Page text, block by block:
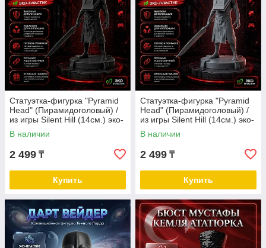
Статуэтка-фигурка "Pyramid
Head" (Пирамидоголовый) /
из игры Silent Hill (14см.) эко-
пластик
В наличии
2 499 ₸
Купить
Статуэтка-фигурка "Pyramid
Head" (Пирамидоголовый) /
из игры Silent Hill (14см.) эко-
пластик
В наличии
2 499 ₸
Купить